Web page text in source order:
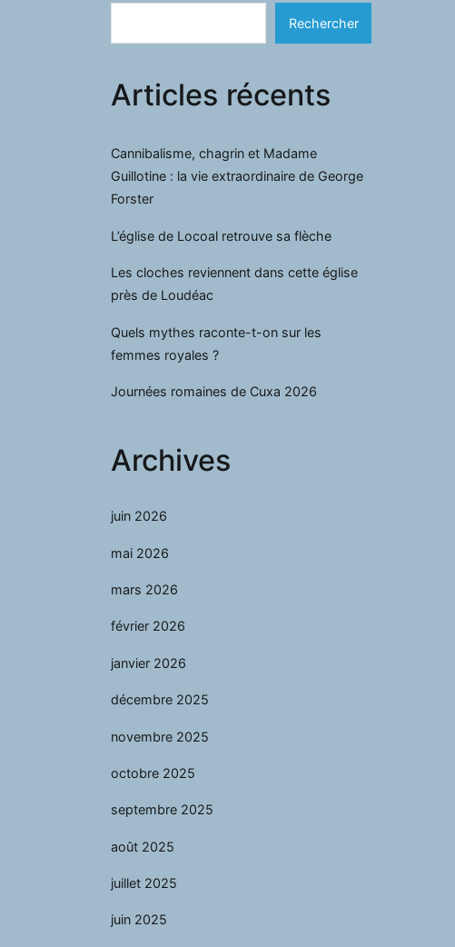
Rechercher
Articles récents
Cannibalisme, chagrin et Madame
Guillotine : la vie extraordinaire de George
Forster
L’église de Locoal retrouve sa flèche
Les cloches reviennent dans cette église
près de Loudéac
Quels mythes raconte-t-on sur les
femmes royales ?
Journées romaines de Cuxa 2026
Archives
juin 2026
mai 2026
mars 2026
février 2026
janvier 2026
décembre 2025
novembre 2025
octobre 2025
septembre 2025
août 2025
juillet 2025
juin 2025